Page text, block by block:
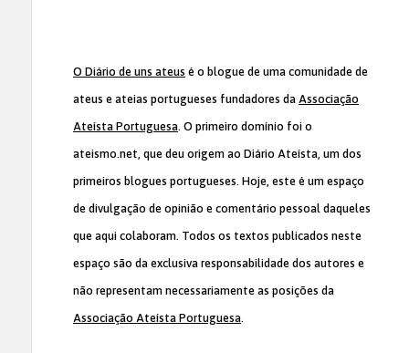
O Diário de uns ateus é o blogue de uma comunidade de
ateus e ateias portugueses fundadores da Associação
Ateísta Portuguesa. O primeiro domínio foi o
ateismo.net, que deu origem ao Diário Ateísta, um dos
primeiros blogues portugueses. Hoje, este é um espaço
de divulgação de opinião e comentário pessoal daqueles
que aqui colaboram. Todos os textos publicados neste
espaço são da exclusiva responsabilidade dos autores e
não representam necessariamente as posições da
Associação Ateísta Portuguesa.